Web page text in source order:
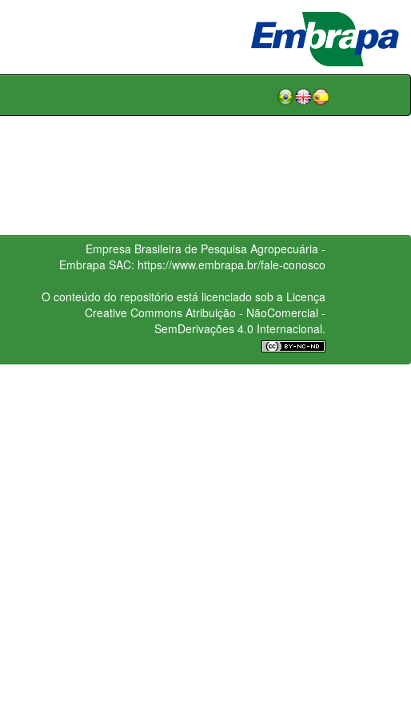
Empresa Brasileira de Pesquisa Agropecuária -
Embrapa SAC: https://www.embrapa.br/fale-conosco
O conteúdo do repositório está licenciado sob a Licença
Creative CommonsAtribuição - NãoComercial -
SemDerivações 4.0 Internacional.